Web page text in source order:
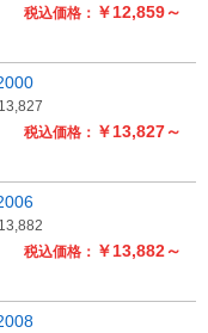
税込価格： ￥12,859～
税込価格： ￥13,827～
税込価格： ￥13,882～